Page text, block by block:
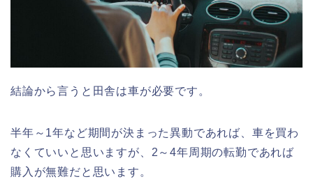
結論から言うと田舎は車が必要です。
半年～1年など期間が決まった異動であれば、車を買わ
なくていいと思いますが、2～4年周期の転勤であれば
購入が無難だと思います。